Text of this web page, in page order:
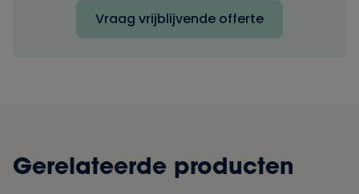
Vraag vrijblijvende offerte
Gerelateerde producten